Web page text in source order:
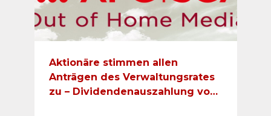
Aktionäre stimmen allen
Anträgen des Verwaltungsrates
zu – Dividendenauszahlung von